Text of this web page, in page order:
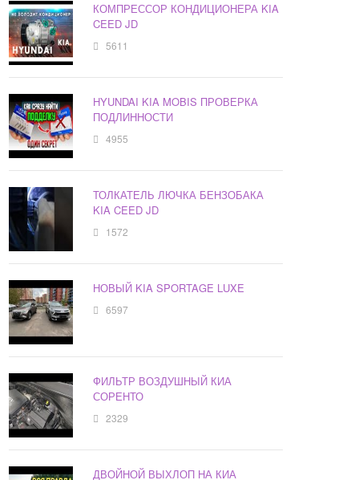
КОМПРЕССОР КОНДИЦИОНЕРА KIA
CEED JD
5611
HYUNDAI KIA MOBIS ПРОВЕРКА
ПОДЛИННОСТИ
4955
ТОЛКАТЕЛЬ ЛЮЧКА БЕНЗОБАКА
KIA CEED JD
1572
НОВЫЙ KIA SPORTAGE LUXE
6597
ФИЛЬТР ВОЗДУШНЫЙ КИА
СОРЕНТО
2329
ДВОЙНОЙ ВЫХЛОП НА КИА